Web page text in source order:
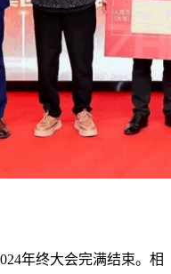
年终大会完满结束。相